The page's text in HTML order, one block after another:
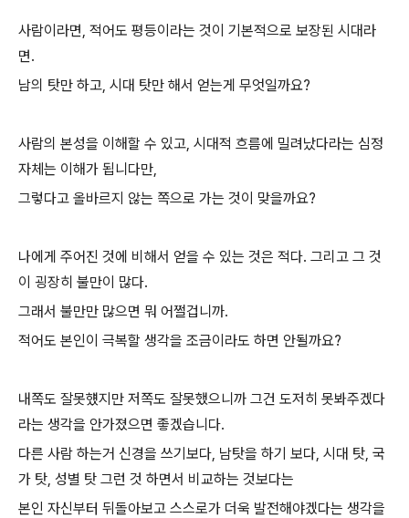
사람이라면, 적어도 평등이라는 것이 기본적으로 보장된 시대라
면.
남의 탓만 하고, 시대 탓만 해서 얻는게 무엇일까요?
사람의 본성을 이해할 수 있고, 시대적 흐름에 밀려났다라는 심정
자체는 이해가 됩니다만,
그렇다고 올바르지 않는 쪽으로 가는 것이 맞을까요?
나에게 주어진 것에 비해서 얻을 수 있는 것은 적다. 그리고 그 것
이 굉장히 불만이 많다.
그래서 불만만 많으면 뭐 어쩔겁니까.
적어도 본인이 극복할 생각을 조금이라도 하면 안될까요?
내쪽도 잘못헀지만 저쪽도 잘못했으니까 그건 도저히 못봐주겠다
라는 생각을 안가졌으면 좋겠습니다.
다른 사람 하는거 신경을 쓰기보다, 남탓을 하기 보다, 시대 탓, 국
가 탓, 성별 탓 그런 것 하면서 비교하는 것보다는
본인 자신부터 뒤돌아보고 스스로가 더욱 발전해야겠다는 생각을